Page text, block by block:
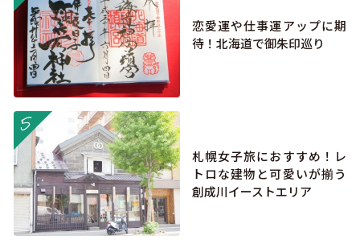
恋愛運や仕事運アップに期
待！北海道で御朱印巡り
札幌女子旅におすすめ！レ
トロな建物と可愛いが揃う
創成川イーストエリア
more